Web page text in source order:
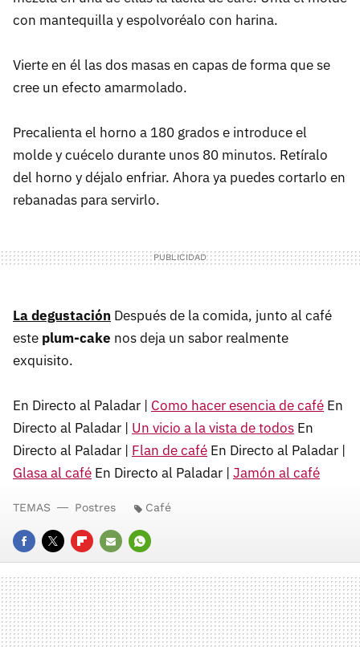
con mantequilla y espolvoréalo con harina.
Vierte en él las dos masas en capas de forma que se
cree un efecto amarmolado.
Precalienta el horno a 180 grados e introduce el
molde y cuécelo durante unos 80 minutos. Retíralo
del horno y déjalo enfriar. Ahora ya puedes cortarlo en
rebanadas para servirlo.
La degustación Después de la comida, junto al café
este plum-cake nos deja un sabor realmente
exquisito.
En Directo al Paladar | Como hacer esencia de café En
Directo al Paladar | Un vicio a la vista de todos En
Directo al Paladar | Flan de café En Directo al Paladar |
Glasa al café En Directo al Paladar | Jamón al café
FACEBOOK
TWITTERFLIPBOARD
E-
MAIL
WHATSAPP
TEMAS Postres Café